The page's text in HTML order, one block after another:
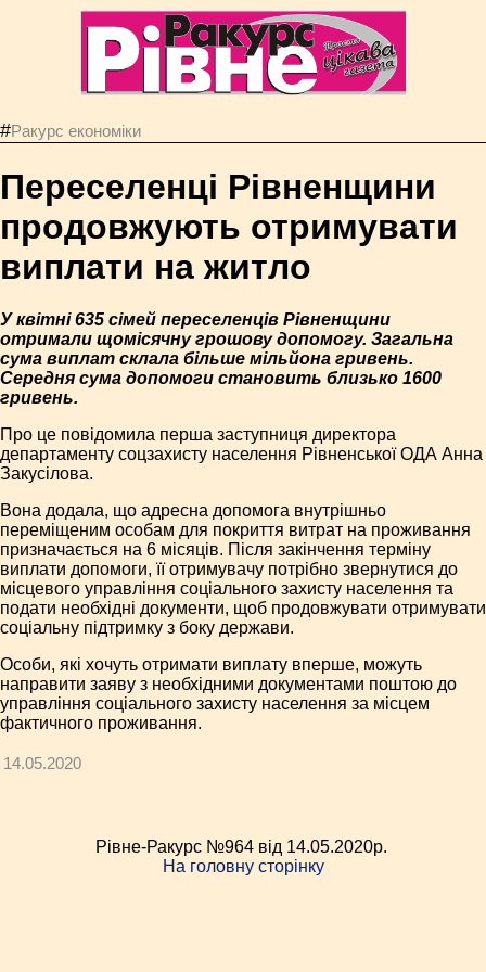
#Ракурс економiки
Переселенці Рівненщини
продовжують отримувати
виплати на житло
У квітні 635 сімей переселенців Рівненщини
отримали щомісячну грошову допомогу. Загальна
сума виплат склала більше мільйона гривень.
Середня сума допомоги становить близько 1600
гривень.
Про це повідомила перша заступниця директора
департаменту соцзахисту населення Рівненської ОДА Анна
Закусілова.
Вона додала, що адресна допомога внутрішньо
переміщеним особам для покриття витрат на проживання
призначається на 6 місяців. Після закінчення терміну
виплати допомоги, її отримувачу потрібно звернутися до
місцевого управління соціального захисту населення та
подати необхідні документи, щоб продовжувати отримувати
соціальну підтримку з боку держави.
Особи, які хочуть отримати виплату вперше, можуть
направити заяву з необхідними документами поштою до
управління соціального захисту населення за місцем
фактичного проживання.
14.05.2020
Рівне-Ракурс №964 від 14.05.2020p.
На головну сторінку